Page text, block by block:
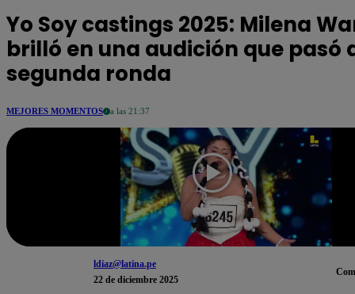
Yo Soy castings 2025: Milena
brilló en una audición que pasó
segunda ronda
MEJORES MOMENTOS a las 21:37
ldiaz@latina.pe
22 de diciembre 2025